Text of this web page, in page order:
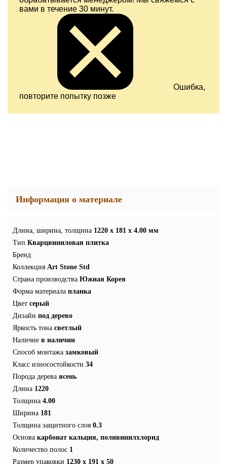
вами в течение 30 минут.
Ошибка,
повторите попытку позже
Информация о материале
Длина, ширина, толщина 1220 x 181 x 4.00 мм
Тип Кварцвиниловая плитка
Бренд
Коллекция Art Stone Std
Страна производства Южная Корея
Форма материала планка
Цвет серый
Дизайн под дерево
Яркость тона светлый
Наличие в наличии
Способ монтажа замковый
Класс износостойкости 34
Порода дерева ясень
Длина 1220
Толщина 4.00
Ширина 181
Толщина защитного слоя 0.3
Основа карбонат кальция, поливинилхлорид
Количество полос 1
Размер упаковки 1230 x 191 x 50